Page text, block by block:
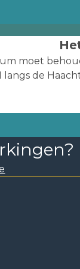
moet
langs de